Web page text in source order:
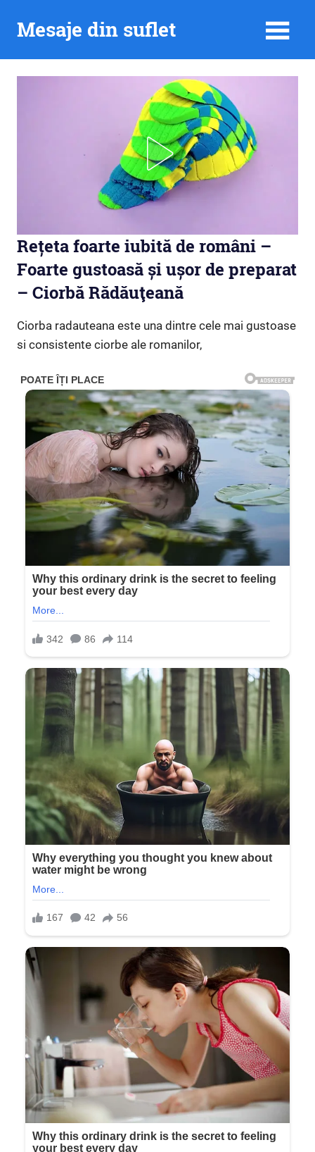
Mesaje din suflet
Rețeta foarte iubită de români –
Foarte gustoasă și ușor de preparat
– Ciorbă Rădăuţeană
Ciorba radauteana este una dintre cele mai gustoase
si consistente ciorbe ale romanilor,